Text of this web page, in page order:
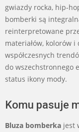
gwiazdy rocka, hip-
bomberki są
reinterpretowane
materiałów, kolorów
współczesnych
do wszechstronnego
status ikony mody.
Komu pasuje
Bluza bomberka jest